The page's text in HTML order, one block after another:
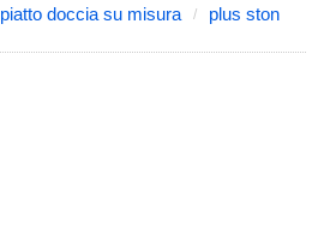
piatto doccia su misura plus ston